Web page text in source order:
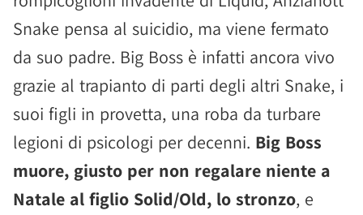
Snake pensa al suicidio, ma viene fermato
da suo padre. Big Boss è infatti ancora vivo
grazie al trapianto di parti degli altri Snake, i
suoi figli in provetta, una roba da turbare
legioni di psicologi per decenni. Big Boss
muore, giusto per non regalare niente a
Natale al figlio Solid/Old, lo stronzo, e